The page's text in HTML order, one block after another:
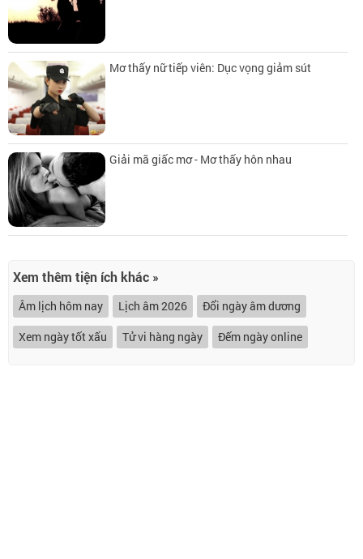
Mơ thấy nữ tiếp viên: Dục vọng giảm sút
Giải mã giấc mơ - Mơ thấy hôn nhau
Xem thêm tiện ích khác »
Âm lịch hôm nay Lịch âm 2026
Đổi ngày âm dương
Xem ngày tốt xấu
Tử vi hàng ngày Đếm ngày online